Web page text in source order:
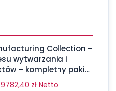
Collection –
wytwarzania i
– kompletny pakiet
zł Netto